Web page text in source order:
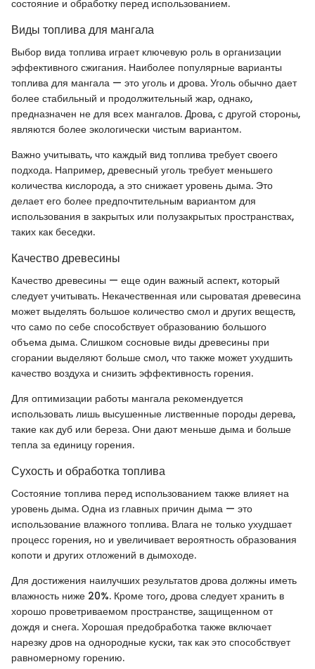
состояние и обработку перед использованием.
Виды топлива для мангала
Выбор вида топлива играет ключевую роль в организации
эффективного сжигания. Наиболее популярные варианты
топлива для мангала — это уголь и дрова. Уголь обычно дает
более стабильный и продолжительный жар, однако,
предназначен не для всех мангалов. Дрова, с другой стороны,
являются более экологически чистым вариантом.
Важно учитывать, что каждый вид топлива требует своего
подхода. Например, древесный уголь требует меньшего
количества кислорода, а это снижает уровень дыма. Это
делает его более предпочтительным вариантом для
использования в закрытых или полузакрытых пространствах,
таких как беседки.
Качество древесины
Качество древесины — еще один важный аспект, который
следует учитывать. Некачественная или сыроватая древесина
может выделять большое количество смол и других веществ,
что само по себе способствует образованию большого
объема дыма. Слишком сосновые виды древесины при
сгорании выделяют больше смол, что также может ухудшить
качество воздуха и снизить эффективность горения.
Для оптимизации работы мангала рекомендуется
использовать лишь высушенные лиственные породы дерева,
такие как дуб или береза. Они дают меньше дыма и больше
тепла за единицу горения.
Сухость и обработка топлива
Состояние топлива перед использованием также влияет на
уровень дыма. Одна из главных причин дыма — это
использование влажного топлива. Влага не только ухудшает
процесс горения, но и увеличивает вероятность образования
копоти и других отложений в дымоходе.
Для достижения наилучших результатов дрова должны иметь
влажность ниже 20%. Кроме того, дрова следует хранить в
хорошо проветриваемом пространстве, защищенном от
дождя и снега. Хорошая предобработка также включает
нарезку дров на однородные куски, так как это способствует
равномерному горению.